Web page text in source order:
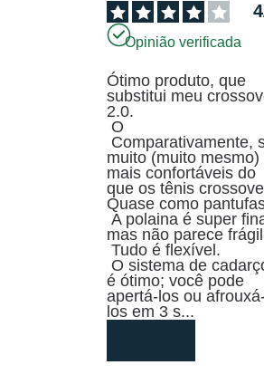
4
Opinião verificada
Ótimo produto, que
substitui meu
2.0.
muito (muito mesmo)
mais confortáveis do
que os tênis
Quase como
A polaina é super fina,
mas não parece
Tudo é flexível.
é ótimo; você pode
apertá-los ou
los em 3 s...